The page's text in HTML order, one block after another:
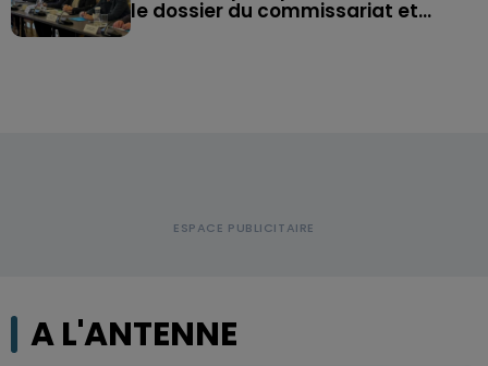
le dossier du commissariat et...
A L'ANTENNE